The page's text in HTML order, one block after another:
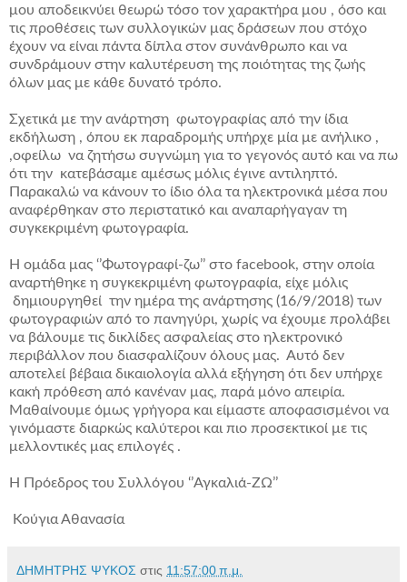
μου αποδεικνύει θεωρώ τόσο τον χαρακτήρα μου , όσο και
τις προθέσεις των συλλογικών μας δράσεων που στόχο
έχουν να είναι πάντα δίπλα στον συνάνθρωπο και να
συνδράμουν στην καλυτέρευση της ποιότητας της ζωής
όλων μας με κάθε δυνατό τρόπο.
Σχετικά με την ανάρτηση φωτογραφίας από την ίδια
εκδήλωση , όπου εκ παραδρομής υπήρχε μία με ανήλικο ,
,οφείλω να ζητήσω συγνώμη για το γεγονός αυτό και να πω
ότι την κατεβάσαμε αμέσως μόλις έγινε αντιληπτό.
Παρακαλώ να κάνουν το ίδιο όλα τα ηλεκτρονικά μέσα που
αναφέρθηκαν στο περιστατικό και αναπαρήγαγαν τη
συγκεκριμένη φωτογραφία.
Η ομάδα μας ‘’Φωτογραφί-ζω’’ στο facebook, στην οποία
αναρτήθηκε η συγκεκριμένη φωτογραφία, είχε μόλις
δημιουργηθεί την ημέρα της ανάρτησης (16/9/2018) των
φωτογραφιών από το πανηγύρι, χωρίς να έχουμε προλάβει
να βάλουμε τις δικλίδες ασφαλείας στο ηλεκτρονικό
περιβάλλον που διασφαλίζουν όλους μας. Αυτό δεν
αποτελεί βέβαια δικαιολογία αλλά εξήγηση ότι δεν υπήρχε
κακή πρόθεση από κανέναν μας, παρά μόνο απειρία.
Μαθαίνουμε όμως γρήγορα και είμαστε αποφασισμένοι να
γινόμαστε διαρκώς καλύτεροι και πιο προσεκτικοί με τις
μελλοντικές μας επιλογές .
Η Πρόεδρος του Συλλόγου ‘’Αγκαλιά-ΖΩ’’
Κούγια Αθανασία
ΔΗΜΗΤΡΗΣ ΨΥΚΟΣ στις 11:57:00 π.μ.